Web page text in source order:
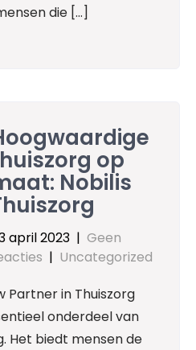
die […]
op
Nobilis
april 2023 |Geen
| Uncategorized
Partner in Thuiszorg
onderdeel van
Het biedt mensen de